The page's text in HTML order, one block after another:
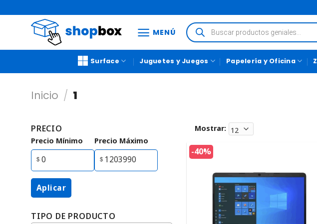
MENÚ
Surface Juguetes y Juegos Papelería y Oficina
Inicio / 1
PRECIO
Precio Mínimo Precio Máximo
Aplicar
TIPO DE PRODUCTO
Mostrar:
-40%